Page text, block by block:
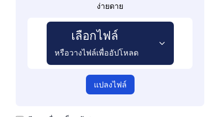
ง่ายดาย
เลือกไฟล์
หรือวางไฟล์เพื่ออัปโหลด
แปลงไฟล์